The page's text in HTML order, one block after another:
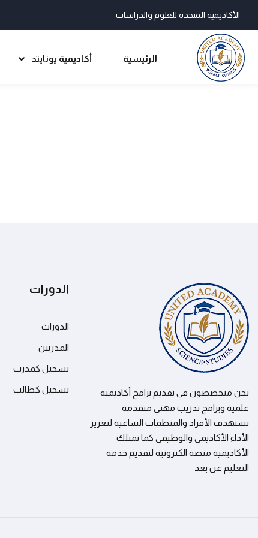
الأكاديمية المتحدة للعلوم والدراسات
الرئيسية أكاديمية يونايتد
نحن متخصصون في تقديم برامج أكاديمية
علمية وبرامج تدريب مهني متقدمة
تستهدف الأفراد والمنظمات الساعية لتعزيز
الأداء الأكاديمي والوظيفي كما تمتلك
الأكاديمية منصة الكترونية لتقديم خدمة
التعليم عن بعد
الدورات
الدورات
المدربين
تسجيل كمدرب
تسجيل كطالب